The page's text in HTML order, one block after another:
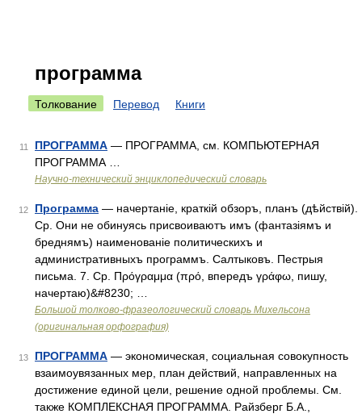
программа
Толкование Перевод Книги
11 ПРОГРАММА — ПРОГРАММА, см. КОМПЬЮТЕРНАЯ
ПРОГРАММА …
Научно-технический энциклопедический словарь
12 Программа — начертаніе, краткій обзоръ, планъ (дѣйствій).
Ср. Они не обинуясь присвоиваютъ имъ (фантазіямъ и
бреднямъ) наименованіе политическихъ и
административныхъ программъ. Салтыковъ. Пестрыя
письма. 7. Ср. Πρόγραμμα (πρό, впередъ γράφω, пишу,
начертаю)&#8230; …
Большой толково-фразеологический словарь Михельсона
(оригинальная орфография)
13 ПРОГРАММА — экономическая, социальная совокупность
взаимоувязанных мер, план действий, направленных на
достижение единой цели, решение одной проблемы. См.
также КОМПЛЕКСНАЯ ПРОГРАММА. Райзберг Б.А.,